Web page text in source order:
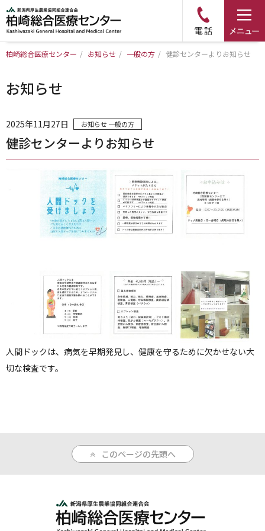
診療科・部門のご案内
アクセス
外来のご案内
入院のご案内
人間ドックのご案内
医療関係者の方へ
病院誌
病院指標
院内感染対策指針
柏崎総合医療センター / お知らせ / 一般の方 / 健診センターよりお知らせ
お知らせ
2025年11月27日 お知らせ 一般の方
健診センターよりお知らせ
人間ドックは、病気を早期発見し、健康を守るために欠かせない大
切な検査です。
このページの先頭へ